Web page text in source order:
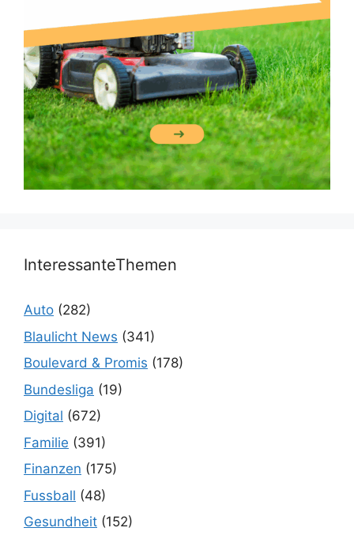
InteressanteThemen
Auto (282)
Blaulicht News (341)
Boulevard & Promis (178)
Bundesliga (19)
Digital (672)
Familie (391)
Finanzen (175)
Fussball (48)
Gesundheit (152)